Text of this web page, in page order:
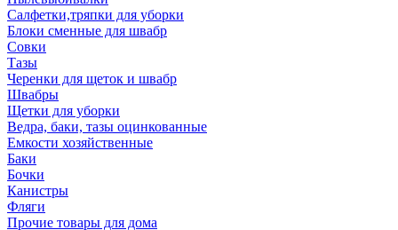
Салфетки,тряпки для уборки
Блоки сменные для швабр
Совки
Тазы
Черенки для щеток и швабр
Швабры
Щетки для уборки
Ведра, баки, тазы оцинкованные
Емкости хозяйственные
Баки
Бочки
Канистры
Фляги
Прочие товары для дома